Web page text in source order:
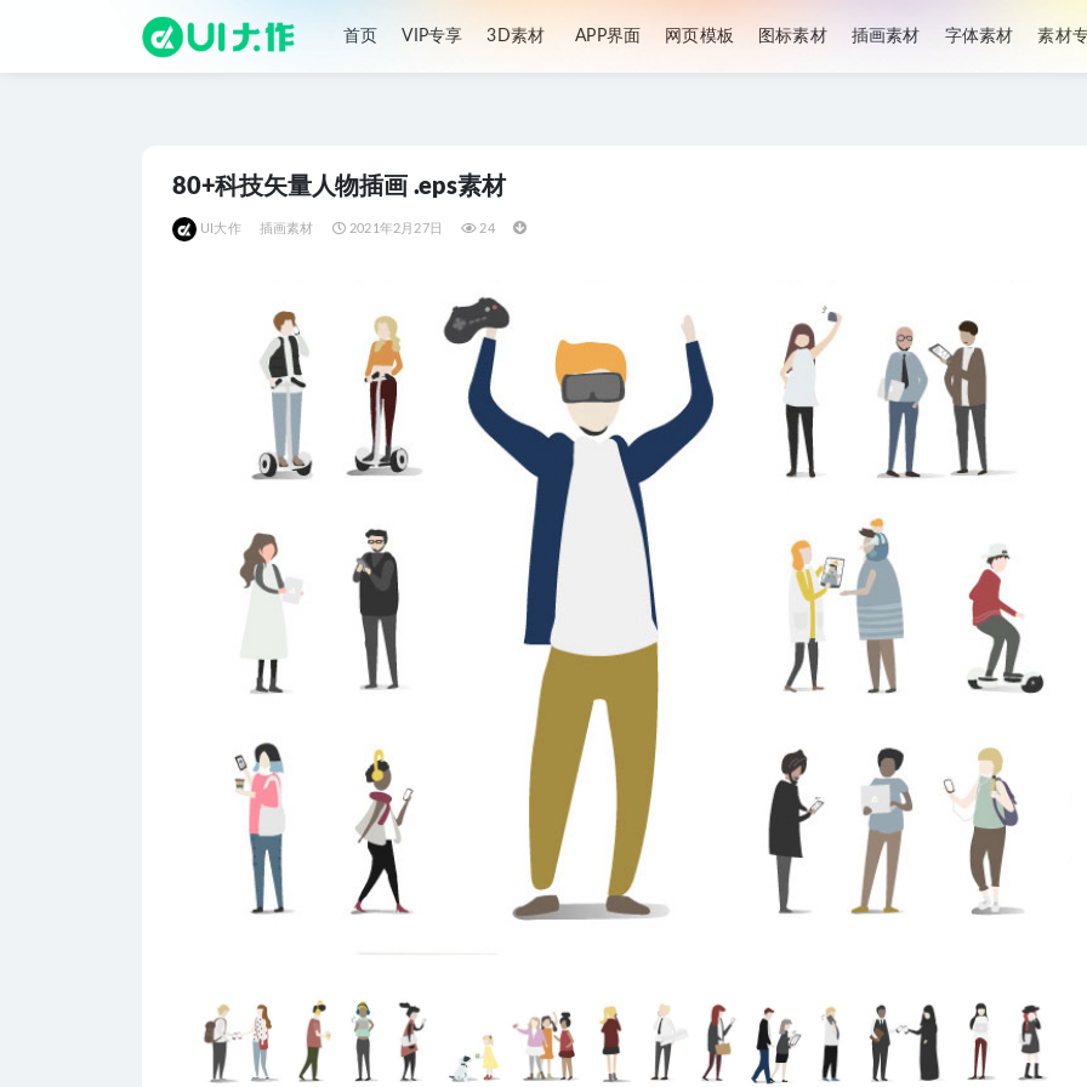
首页 VIP专享 3D素材 APP界面 网页模板 图标素材 插画素材 字体素材 素材
80+科技矢量人物插画 .eps素材
UI大作 插画素材 2021年2月27日 24